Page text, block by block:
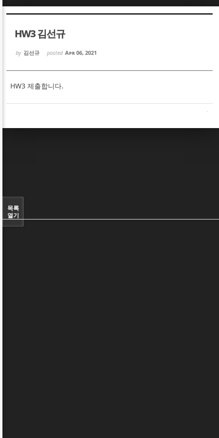
HW3 김선규
by 김선규 posted Apr 06, 2021
HW3 제출합니다.
목록
열기
Sketchbook5, 스케치북5
Sketchbook5, 스케치북5
Sketchbook5, 스케치북5
Sketchbook5, 스케치북5